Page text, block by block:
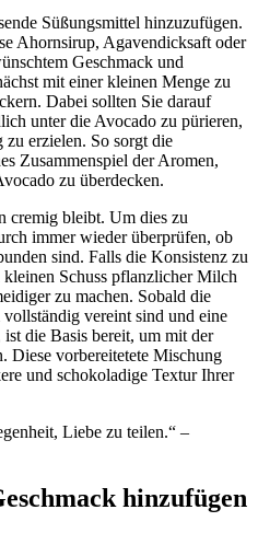
Süßungsmittel hinzuzufügen.
Ahornsirup, Agavendicksaft oder
Geschmack und
mit einer kleinen Menge zu
Dabei sollten Sie darauf
unter die Avocado zu pürieren,
erzielen. So sorgt die
Zusammenspiel der Aromen,
zu überdecken.
cremig bleibt. Um dies zu
immer wieder überprüfen, ob
sind. Falls die Konsistenz zu
Schuss pflanzlicher Milch
zu machen. Sobald die
vereint sind und eine
ist die Basis bereit, um mit der
Diese vorbereitetete Mischung
und schokoladige Textur Ihrer
Liebe zu teilen.“ –
hinzufügen